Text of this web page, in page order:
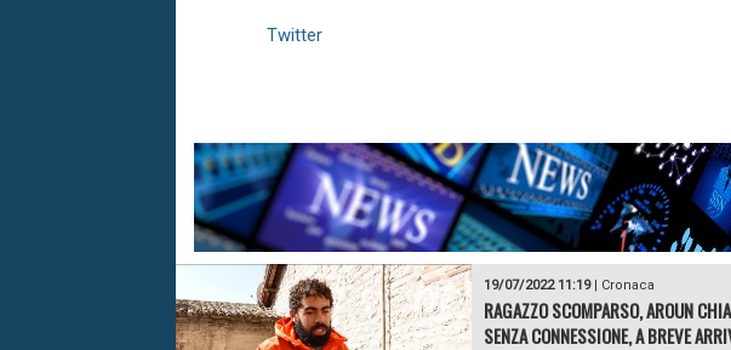
Twitter
19/07/2022 11:19| Cronaca
RAGAZZO SCOMPARSO, AROUN
SENZA CONNESSIONE, A BREVE